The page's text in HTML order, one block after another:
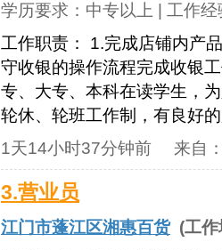
学历要求： 中专以上 | 工作
工作职责： 1.完成店铺内产
守收银的操作流程完成收银
专、大专、本科在读学生，
轮休、轮班工作制，有良好
1天14小时37分钟前 来自
3.营业员
江门市蓬江区湘惠百货(工作